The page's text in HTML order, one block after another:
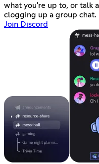
what you're up to, or talk
clogging up a group chat.
Join Discord